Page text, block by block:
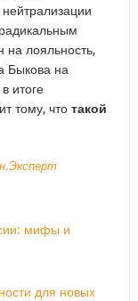
лояльность,
Быкова на
итоге
тому, что такой
мифы и
для новых